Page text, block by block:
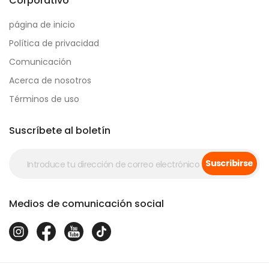
página de inicio
Política de privacidad
Comunicación
Acerca de nosotros
Términos de uso
Suscríbete al boletín
Suscribirse
Medios de comunicación social